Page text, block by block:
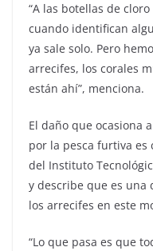
“A las botellas de
cuando identifican
ya sale solo. Pero
arrecifes, los corales
están ahí”, menciona.
El daño que ocasiona
por la pesca furtiva
del Instituto
y describe que es una
los arrecifes en este
“Lo que pasa es que